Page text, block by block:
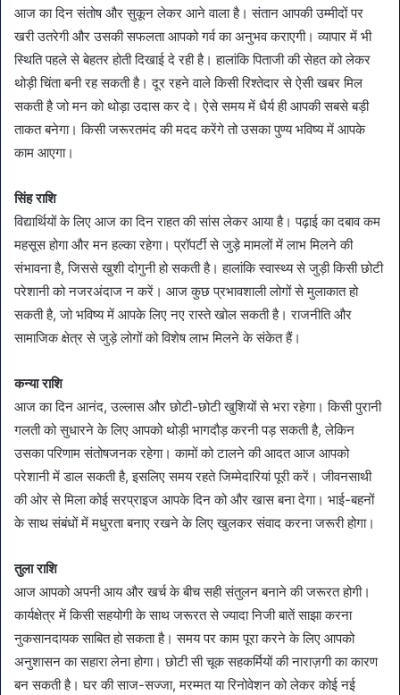
आज का दिन संतोष और सुकून लेकर आने वाला है। संतान आपकी उम्मीदों पर
खरी उतरेगी और उसकी सफलता आपको गर्व का अनुभव कराएगी। व्यापार में भी
स्थिति पहले से बेहतर होती दिखाई दे रही है। हालांकि पिताजी की सेहत को लेकर
थोड़ी चिंता बनी रह सकती है। दूर रहने वाले किसी रिश्तेदार से ऐसी खबर मिल
सकती है जो मन को थोड़ा उदास कर दे। ऐसे समय में धैर्य ही आपकी सबसे बड़ी
ताकत बनेगा। किसी जरूरतमंद की मदद करेंगे तो उसका पुण्य भविष्य में आपके
काम आएगा।
सिंह राशि
विद्यार्थियों के लिए आज का दिन राहत की सांस लेकर आया है। पढ़ाई का दबाव कम
महसूस होगा और मन हल्का रहेगा। प्रॉपर्टी से जुड़े मामलों में लाभ मिलने की
संभावना है, जिससे खुशी दोगुनी हो सकती है। हालांकि स्वास्थ्य से जुड़ी किसी छोटी
परेशानी को नजरअंदाज न करें। आज कुछ प्रभावशाली लोगों से मुलाकात हो
सकती है, जो भविष्य में आपके लिए नए रास्ते खोल सकती है। राजनीति और
सामाजिक क्षेत्र से जुड़े लोगों को विशेष लाभ मिलने के संकेत हैं।
कन्या राशि
आज का दिन आनंद, उल्लास और छोटी-छोटी खुशियों से भरा रहेगा। किसी पुरानी
गलती को सुधारने के लिए आपको थोड़ी भागदौड़ करनी पड़ सकती है, लेकिन
उसका परिणाम संतोषजनक रहेगा। कामों को टालने की आदत आज आपको
परेशानी में डाल सकती है, इसलिए समय रहते जिम्मेदारियां पूरी करें। जीवनसाथी
की ओर से मिला कोई सरप्राइज आपके दिन को और खास बना देगा। भाई-बहनों
के साथ संबंधों में मधुरता बनाए रखने के लिए खुलकर संवाद करना जरूरी होगा।
तुला राशि
आज आपको अपनी आय और खर्च के बीच सही संतुलन बनाने की जरूरत होगी।
कार्यक्षेत्र में किसी सहयोगी के साथ जरूरत से ज्यादा निजी बातें साझा करना
नुकसानदायक साबित हो सकता है। समय पर काम पूरा करने के लिए आपको
अनुशासन का सहारा लेना होगा। छोटी सी चूक सहकर्मियों की नाराज़गी का कारण
बन सकती है। घर की साज-सज्जा, मरम्मत या रिनोवेशन को लेकर कोई नई